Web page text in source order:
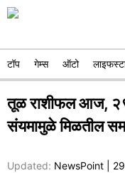
टॉप गेम्स ऑटो
तूळ राशीफल आज,
संयमामुळे मिळतील
Updated: NewsPoint